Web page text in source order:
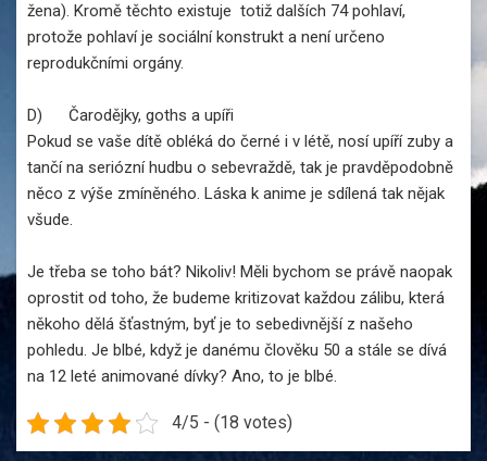
žena). Kromě těchto existuje totiž dalších 74 pohlaví,
protože pohlaví je sociální konstrukt a není určeno
reprodukčními orgány.
D) Čarodějky, goths a upíři
Pokud se vaše dítě obléká do černé i v létě, nosí upíří zuby a
tančí na seriózní hudbu o sebevraždě, tak je pravděpodobně
něco z výše zmíněného. Láska k anime je sdílená tak nějak
všude.
Je třeba se toho bát? Nikoliv! Měli bychom se právě naopak
oprostit od toho, že budeme kritizovat každou zálibu, která
někoho dělá šťastným, byť je to sebedivnější z našeho
pohledu. Je blbé, když je danému člověku 50 a stále se dívá
na 12 leté animované dívky? Ano, to je blbé.
4/5 - (18 votes)